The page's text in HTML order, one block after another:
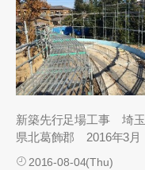
新築先行足場工事 埼玉
県北葛飾郡 2016年3月
2016-08-04(Thu)